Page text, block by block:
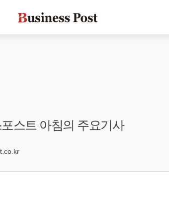
스트 아침의 주요기사